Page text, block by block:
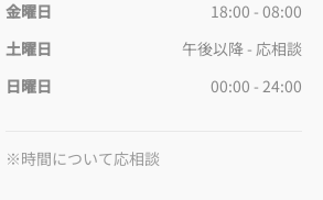
金曜日
18:00 - 08:00
土曜日
午後以降 - 応相談
日曜日
00:00 - 24:00